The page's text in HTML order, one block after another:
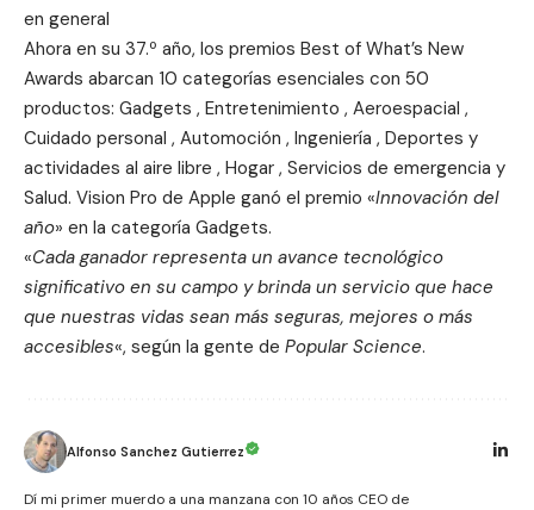
en general
Ahora en su 37.º año, los premios Best of What’s New
Awards abarcan 10 categorías esenciales con 50
productos: Gadgets , Entretenimiento , Aeroespacial ,
Cuidado personal , Automoción , Ingeniería , Deportes y
actividades al aire libre , Hogar , Servicios de emergencia y
Salud. Vision Pro de Apple ganó el premio «Innovación del
año» en la categoría Gadgets.
«Cada ganador representa un avance tecnológico
significativo en su campo y brinda un servicio que hace
que nuestras vidas sean más seguras, mejores o más
accesibles«, según la gente de Popular Science.
Alfonso Sanchez Gutierrez
Dí mi primer muerdo a una manzana con 10 años CEO de